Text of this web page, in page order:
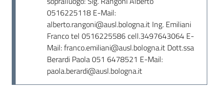
0516225118 E-Mail:
alberto.rangoni@ausl.bologna.it Ing. Emiliani
Franco tel 0516225586 cell.3497643064 E-
Mail: franco.emiliani@ausl.bologna.it Dott.ssa
Berardi Paola 051 6478521 E-Mail:
paola.berardi@ausl.bologna.it